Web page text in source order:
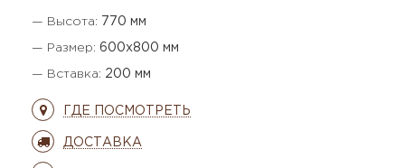
— Высота: 770 мм
— Размер: 600х800 мм
— Вставка: 200 мм
ГДЕ ПОСМОТРЕТЬ
ДОСТАВКА